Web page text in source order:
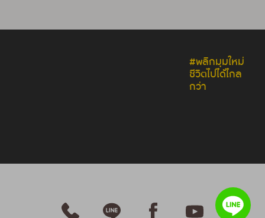
#พลิกมุมใหม่
ชีวิตไปได้ไกล
กว่า